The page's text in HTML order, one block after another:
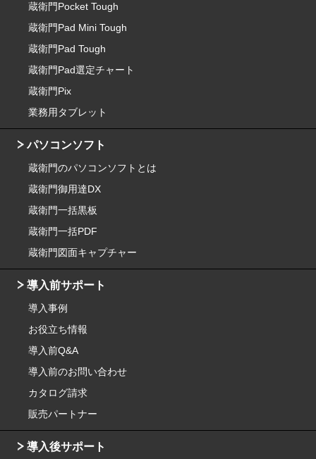
蔵衛門Pocket Tough
蔵衛門Pad Mini Tough
蔵衛門Pad Tough
蔵衛門Pad選定チャート
蔵衛門Pix
業務用タブレット
パソコンソフト
蔵衛門のパソコンソフトとは
蔵衛門御用達DX
蔵衛門一括黒板
蔵衛門一括PDF
蔵衛門図面キャプチャー
導入前サポート
導入事例
お役立ち情報
導入前Q&A
導入前のお問い合わせ
カタログ請求
販売パートナー
導入後サポート